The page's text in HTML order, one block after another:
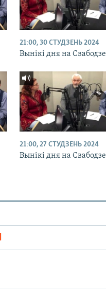
21:00, 30 СТУДЗЕНЬ 2024
Вынікі дня на Свабодзе
21:00, 27 СТУДЗЕНЬ 2024
Вынікі дня на Свабодзе